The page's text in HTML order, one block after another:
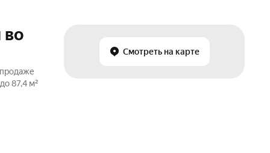
Смотреть на карте
во
87,4 м²